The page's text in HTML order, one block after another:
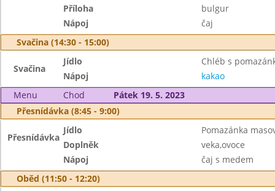
Příloha
bulgur
Nápoj
čaj
Svačina (14:30 - 15:00)
Svačina
Jídlo
Chléb s
Nápoj
kakao
Menu
Chod
Pátek 19. 5. 2023
Přesnídávka (8:45 - 9:00)
Přesnídávka
Jídlo
Pomazánka
Doplněk
veka,ovoce
Nápoj
čaj s medem
Oběd (11:50 - 12:20)